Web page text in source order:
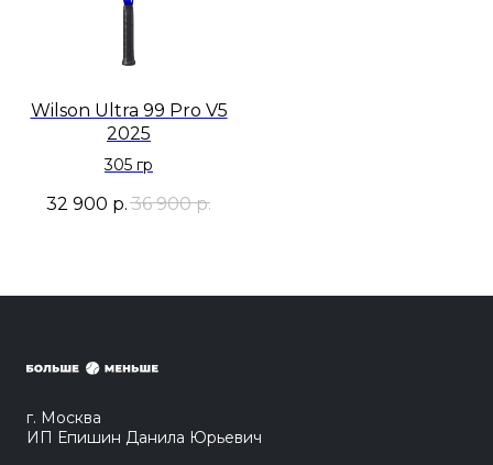
Wilson Ultra 99 Pro V5
2025
305 гр
32 900 р. 36 900 р.
г. Москва
ИП Епишин Данила Юрьевич